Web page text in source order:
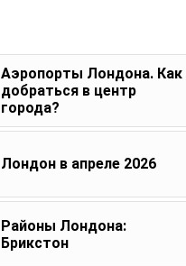
Аэропорты Лондона. Как
добраться в центр
города?
Лондон в апреле 2026
Районы Лондона:
Брикстон